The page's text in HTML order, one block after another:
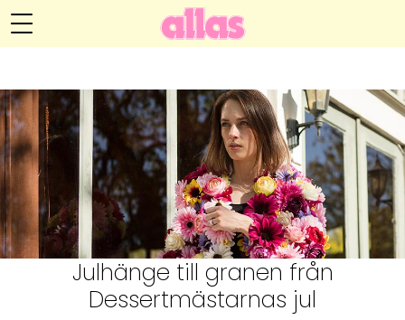
Hälsa
Relationer
Handarbete
Anna María Larssons blogg
Hem
Om Anna María
Kategorier
Arkiv
Kontakt
Julhänge till granen från
Dessertmästarnas jul